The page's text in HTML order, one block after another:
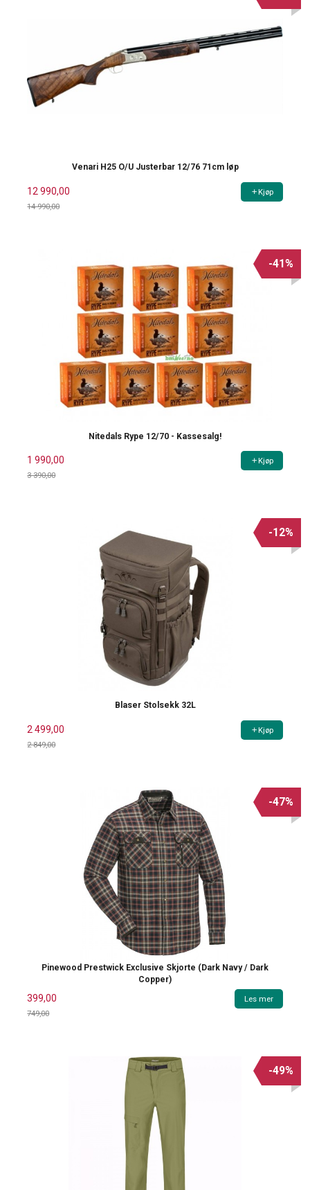
Venari H25 O/U Justerbar 12/76 71cm løp
12 990,00
14 990,00
Kjøp
Nitedals Rype 12/70 - Kassesalg!
1 990,00
3 390,00
-41%
Kjøp
Blaser Stolsekk 32L
2 499,00
2 849,00
-12%
Kjøp
Pinewood Prestwick Exclusive Skjorte (Dark Navy / Dark
Copper)
399,00
749,00
-47%
Les mer
-49%